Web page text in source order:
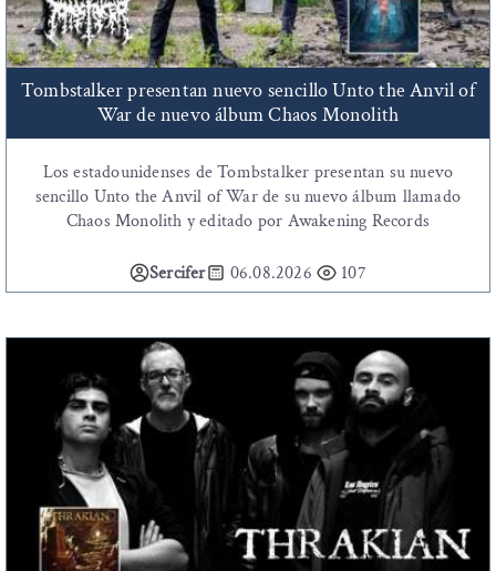
Tombstalker presentan nuevo sencillo Unto the Anvil of
War de nuevo álbum Chaos Monolith
Los estadounidenses de Tombstalker presentan su nuevo
sencillo Unto the Anvil of War de su nuevo álbum llamado
Chaos Monolith y editado por Awakening Records
Sercifer 06.08.2026 107